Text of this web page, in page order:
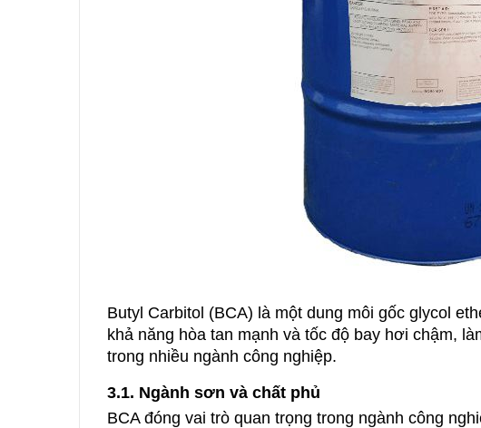
Butyl Carbitol (BCA) là một dung môi gốc glycol
khả năng hòa tan mạnh và tốc độ bay hơi chậm,
trong nhiều ngành công nghiệp.
3.1. Ngành sơn và chất phủ
BCA đóng vai trò quan trọng trong ngành công